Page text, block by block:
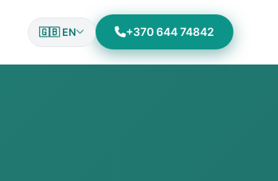
🇬🇧 EN +370 644 74842